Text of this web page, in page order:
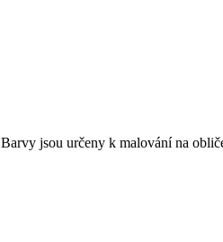
Barvy jsou určeny k malování na